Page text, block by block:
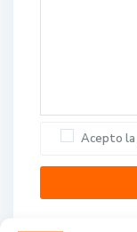
Acepto la